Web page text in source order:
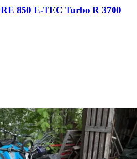
850 E-TEC Turbo R 3700